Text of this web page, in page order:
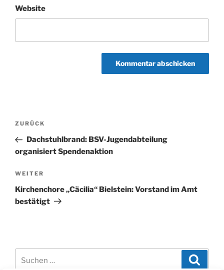
Website
Beitragsnavigation
Vorheriger
Beitrag
ZURÜCK
Dachstuhlbrand: BSV-Jugendabteilung
organisiert Spendenaktion
Nächster
Beitrag
WEITER
Kirchenchore „Cäcilia“ Bielstein: Vorstand im Amt
bestätigt
nach: